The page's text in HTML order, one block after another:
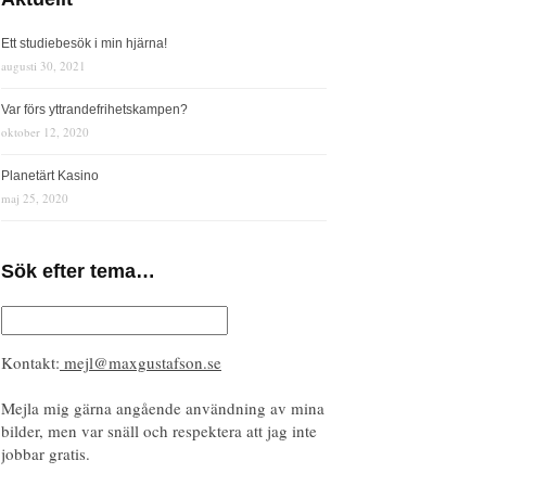
Ett studiebesök i min hjärna!
augusti 30, 2021
Var förs yttrandefrihetskampen?
oktober 12, 2020
Planetärt Kasino
maj 25, 2020
Sök efter tema…
Kontakt: mejl@maxgustafson.se
Mejla mig gärna angående användning av mina
bilder, men var snäll och respektera att jag inte
jobbar gratis.